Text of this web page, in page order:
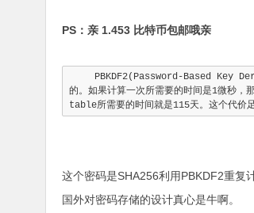
PS：亲 1.453 比特币包邮哦亲
PBKDF2(Password-Based Key
的。如果计算一次所需要的时间是1微秒
table所需要的时间就是115天。这个代价
这个密码是SHA256利用PBKDF2重复
国外对密码存储的设计真心是牛啊。